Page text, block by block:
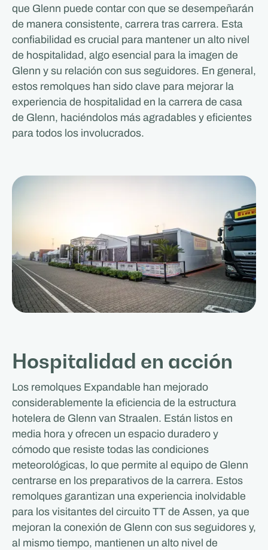
que Glenn puede contar con que se desempeñarán
de manera consistente, carrera tras carrera. Esta
confiabilidad es crucial para mantener un alto nivel
de hospitalidad, algo esencial para la imagen de
Glenn y su relación con sus seguidores. En general,
estos remolques han sido clave para mejorar la
experiencia de hospitalidad en la carrera de casa
de Glenn, haciéndolos más agradables y eficientes
para todos los involucrados.
Hospitalidad en acción
Los remolques Expandable han mejorado
considerablemente la eficiencia de la estructura
hotelera de Glenn van Straalen. Están listos en
media hora y ofrecen un espacio duradero y
cómodo que resiste todas las condiciones
meteorológicas, lo que permite al equipo de Glenn
centrarse en los preparativos de la carrera. Estos
remolques garantizan una experiencia inolvidable
para los visitantes del circuito TT de Assen, ya que
mejoran la conexión de Glenn con sus seguidores y,
al mismo tiempo, mantienen un alto nivel de